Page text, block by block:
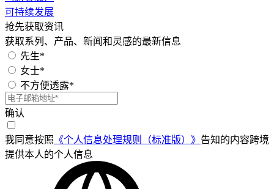
可持续发展
抢先获取资讯
获取系列、产品、新闻和灵感的最新信息
先生*
女士*
不方便透露*
确认
我同意按照 《个人信息处理规则（标准版）》 告知的内容跨境
提供本人的个人信息